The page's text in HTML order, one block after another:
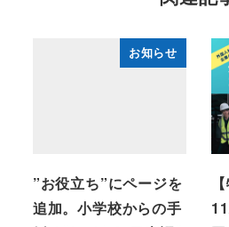
お知らせ
”お役立ち”にページを
追加。小学校からの手